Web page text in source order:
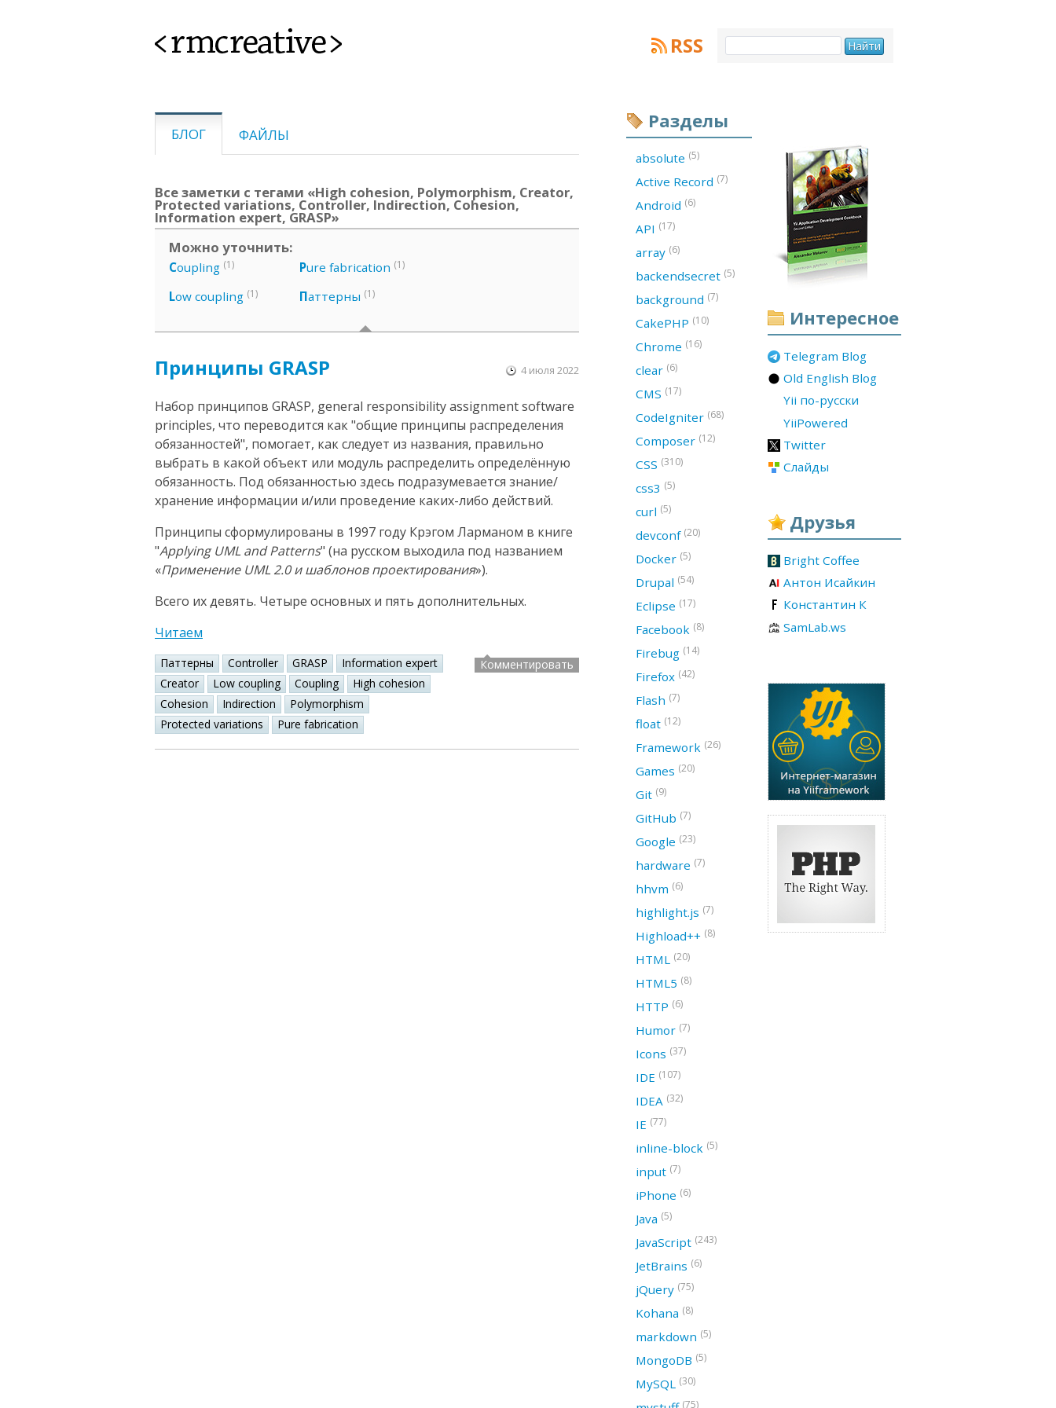
<rmcreative> RSS
БЛОГ ФАЙЛЫ
Все заметки с тегами «High cohesion, Polymorphism, Creator,
Protected variations, Controller, Indirection, Cohesion,
Information expert, GRASP»
Можно уточнить:
Coupling (1)
Low coupling (1)
Pure fabrication (1)
Паттерны (1)
Принципы GRASP 4 июля 2022
Набор принципов GRASP, general responsibility assignment software
principles, что переводится как "общие принципы распределения
обязанностей", помогает, как следует из названия, правильно
выбрать в какой объект или модуль распределить определённую
обязанность. Под обязанностью здесь подразумевается знание/
хранение информации и/или проведение каких-либо действий.
Принципы сформулированы в 1997 году Крэгом Ларманом в книге
"Applying UML and Patterns" (на русском выходила под названием
«Применение UML 2.0 и шаблонов проектирования»).
Всего их девять. Четыре основных и пять дополнительных.
Читаем
Паттерны Controller GRASP
Information expert
Creator
Low coupling Coupling
High cohesion
Cohesion
Indirection
Polymorphism
Protected variations
Pure fabrication
Комментировать
Интересное
Telegram Blog
Old English Blog
Yii по-русски
YiiPowered
Twitter
Слайды
Друзья
Bright Coffee
Антон Исайкин
Константин К
SamLab.ws
Разделы
absolute (5)
Active Record (7)
Android (6)
API (17)
array (6)
backendsecret (5)
background (7)
CakePHP (10)
Chrome (16)
clear (6)
CMS (17)
CodeIgniter (68)
Composer (12)
CSS (310)
css3 (5)
curl (5)
devconf (20)
Docker (5)
Drupal (54)
Eclipse (17)
Facebook (8)
Firebug (14)
Firefox (42)
Flash (7)
float (12)
Framework (26)
Games (20)
Git (9)
GitHub (7)
Google (23)
hardware (7)
hhvm (6)
highlight.js (7)
Highload++ (8)
HTML (20)
HTML5 (8)
HTTP (6)
Humor (7)
Icons (37)
IDE (107)
IDEA (32)
IE (77)
inline-block (5)
input (7)
iPhone (6)
Java (5)
JavaScript (243)
JetBrains (6)
jQuery (75)
Kohana (8)
markdown (5)
MongoDB (5)
MySQL (30)
(75)